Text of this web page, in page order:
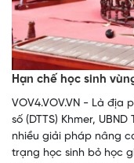
Hạn chế học sinh
VOV4.VOV.VN - Là
số (DTTS) Khmer,
nhiều giải pháp nâng
trạng học sinh bỏ học